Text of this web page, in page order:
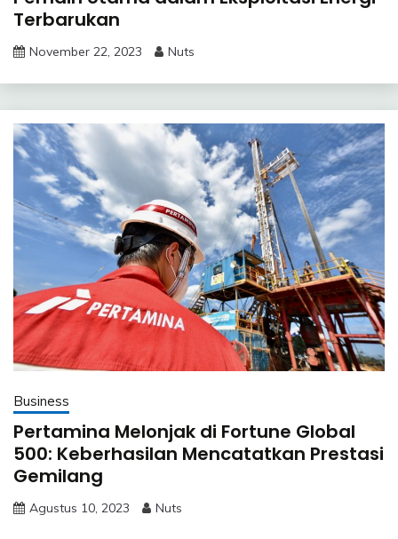
Terbarukan
November 22, 2023 Nuts
Business
Pertamina Melonjak di Fortune Global
500: Keberhasilan Mencatatkan Prestasi
Gemilang
Agustus 10, 2023 Nuts